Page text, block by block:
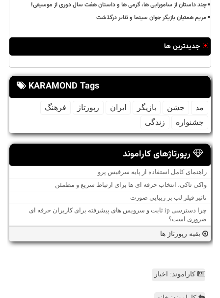
چند داستان از سامورایی ها، گرمی ها و داستان هفت سال دوری از موسیقی!
مریم همتیان بازیگر جوان سینما و تئاتر درگذشت
جدیدترین ها
KARAMOND Tags
مد جشن بازیگر ایران رپورتاژ
فرهنگ
جشنواره
زندگی
رپورتاژهای کاراموند
راهنمای کامل استفاده از پایه سرفیس پرو
واکی تاکی، انتخاب حرفه ای ها برای ارتباط سریع و مطمئن
تاثیر فیلر لب بر زیبایی صورت
چرا دسترسی ip ثابت و سرویس های پیشرفته برای کاربران حرفه ای
ضروری است؟
بقیه رپورتاژ ها
کاراموند: اخبار